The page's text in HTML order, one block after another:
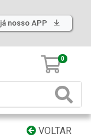
nosso APP
0
VOLTAR